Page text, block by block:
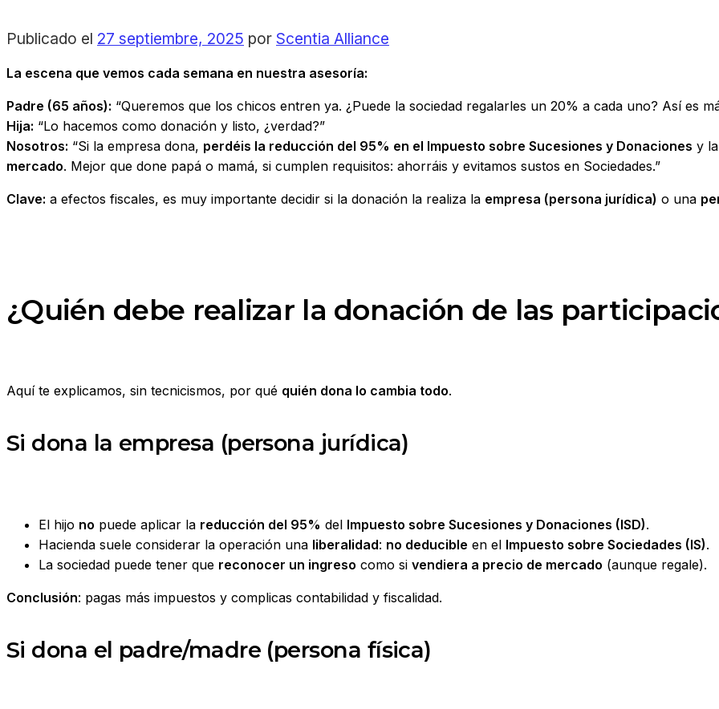
Publicado el 27 septiembre, 2025 por Scentia Alliance
La escena que vemos cada semana en nuestra asesoría:
Padre (65 años): “Queremos que los chicos entren ya. ¿Puede la sociedad regalarles un 20% a cada uno? Así es
Hija: “Lo hacemos como donación y listo, ¿verdad?”
Nosotros: “Si la empresa dona, perdéis la reducción del 95% en el Impuesto sobre Sucesiones y Donaciones y
mercado. Mejor que done papá o mamá, si cumplen requisitos: ahorráis y evitamos sustos en Sociedades.”
Clave: a efectos fiscales, es muy importante decidir si la donación la realiza la empresa (persona jurídica) o una
¿Quién debe realizar la donación de las
Aquí te explicamos, sin tecnicismos, por qué quién dona lo cambia todo.
Si dona la empresa (persona jurídica)
El hijo no puede aplicar la reducción del 95% del Impuesto sobre Sucesiones y Donaciones (ISD).
Hacienda suele considerar la operación una liberalidad: no deducible en el Impuesto sobre Sociedades (IS).
La sociedad puede tener que reconocer un ingreso como si vendiera a precio de mercado (aunque regale).
Conclusión: pagas más impuestos y complicas contabilidad y fiscalidad.
Si dona el padre/madre (persona física)